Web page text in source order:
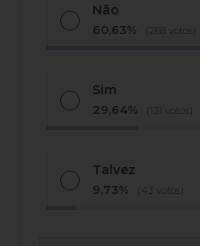
Não
60,63% (268 votos)
Sim
29,64% (131 votos)
Talvez
9,73% (43 votos)